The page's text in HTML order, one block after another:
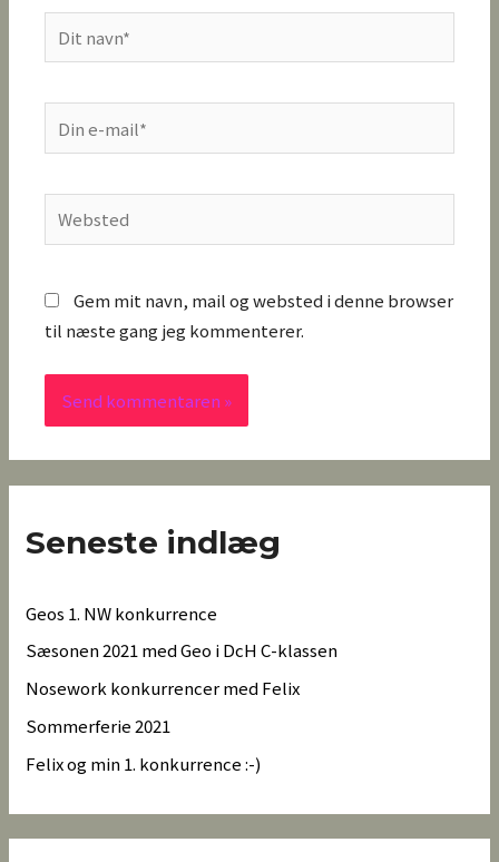
navn*
e-
Gem mit navn, mail og websted i denne browser
til næste gang jeg kommenterer.
Seneste indlæg
Geos 1. NW konkurrence
Sæsonen 2021 med Geo i DcH C-klassen
Nosework konkurrencer med Felix
Sommerferie 2021
Felix og min 1. konkurrence :-)